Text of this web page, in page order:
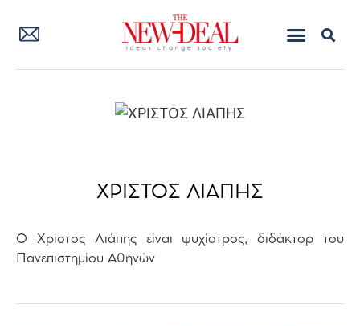
ΧΡΙΣΤΟΣ ΛΙΑΠΗΣ
Ο Χρίστος Λιάπης είναι ψυχίατρος, διδάκτορ του
Πανεπιστημίου Αθηνών